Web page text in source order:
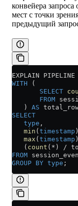
конвейера
мест с точки
предыдущий
EXPLAIN PIPELINE
WITH (
       SELECT
       FROM
   )
AS
SELECT
   type
,
   min
(timestamp
   max
(timestamp
   (
count ( * ) /
FROM
GROUP BY type ;